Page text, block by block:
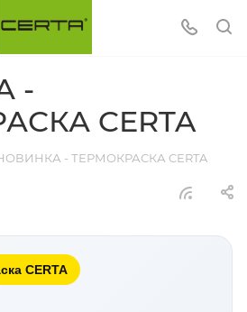
-
CERTA
- ТЕРМОКРАСКА CERTA
CERTA